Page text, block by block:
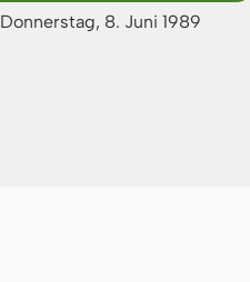
Donnerstag, 8. Juni 1989